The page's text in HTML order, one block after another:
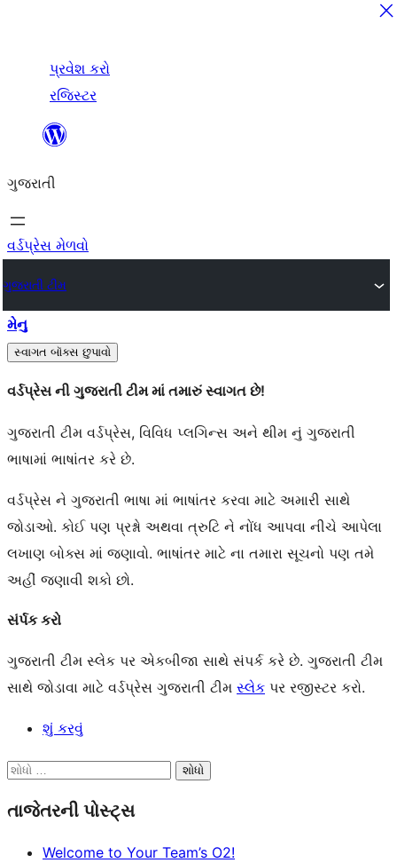
પ્રવેશ કરો
રજિસ્ટર
ગુજરાતી
વર્ડપ્રેસ મેળવો
ગુજરાતી ટીમ
મેનુ
સ્વાગત બૉક્સ છુપાવો
વર્ડપ્રેસ ની ગુજરાતી ટીમ માં તમારું સ્વાગત છે!
ગુજરાતી ટીમ વર્ડપ્રેસ, વિવિધ પ્લગિન્સ અને થીમ નું ગુજરાતી
ભાષામાં ભાષાંતર કરે છે.
વર્ડપ્રેસ ને ગુજરાતી ભાષા માં ભાષાંતર કરવા માટે અમારી સાથે
જોડાઓ. કોઈ પણ પ્રશ્નો અથવા ત્રુટિ ને નોંધ આપવા નીચે આપેલા
લખાણ બોક્સ માં જણાવો. ભાષાંતર માટે ના તમારા સૂચનો પણ તમે
અહીં જણાવી શકો છો.
સંર્પક કરો
ગુજરાતી ટીમ સ્લેક પર એકબીજા સાથે સંપર્ક કરે છે. ગુજરાતી ટીમ
સાથે જોડાવા માટે વર્ડપ્રેસ ગુજરાતી ટીમ સ્લેક પર રજીસ્ટર કરો.
શું કરવું
સાઇટ
સંસાધનો
શોધો
તાજેતરની પોસ્ટ્સ
Welcome to Your Team’s O2!